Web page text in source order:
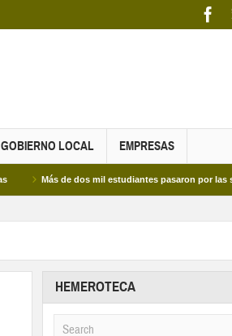
GOBIERNO LOCAL EMPRESAS
Más de dos mil estudiantes pasaron por las salas
HEMEROTECA